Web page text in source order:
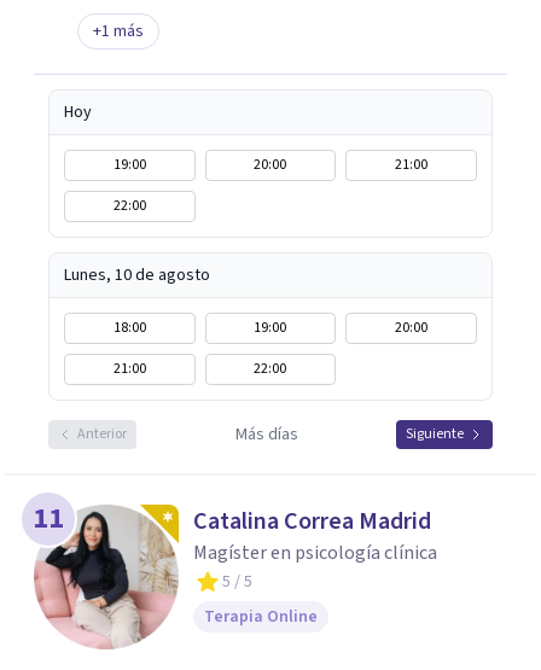
+1 más
Hoy
19:00 20:00
21:00
22:00
Lunes, 10 de agosto
18:00 19:00
20:00
21:00
22:00
Anterior Más días Siguiente
11 Catalina Correa Madrid
Magíster en psicología clínica
5 / 5
Terapia Online